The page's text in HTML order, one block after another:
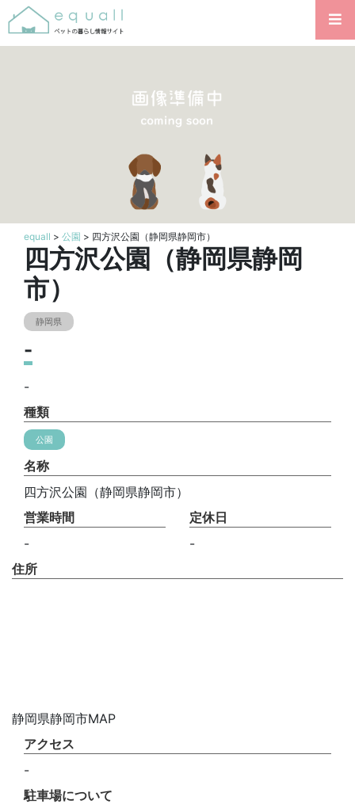
equall > 公園 > 四方沢公園（静岡県静岡市）
四方沢公園（静岡県静岡
市）
静岡県
-
-
種類
公園
名称
四方沢公園（静岡県静岡市）
営業時間
-
定休日
-
住所
静岡県静岡市MAP
アクセス
-
駐車場について